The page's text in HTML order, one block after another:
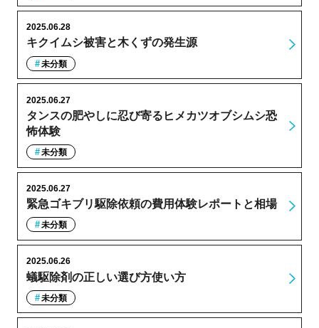
キクイムシ被害と木くずの発生源
2025.06.28
未分類
タンスの肥やしに忍び寄るヒメカツオブシムシ恐
怖体験
2025.06.27
未分類
緊急ゴキブリ駆除依頼の費用体験レポートと相場
2025.06.27
未分類
蟻駆除剤の正しい選び方使い方
2025.06.26
未分類